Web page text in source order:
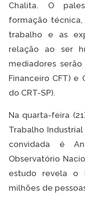
Chalita. O
formação
trabalho e as
relação ao ser
mediadores
Financeiro CFT) e
do CRT-SP).
Na quarta-feira
Trabalho
convidada é
Observatório
estudo revela o
milhões de